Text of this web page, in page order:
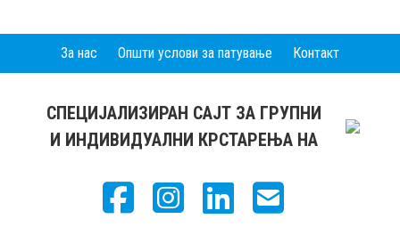
За нас Општи услови за патување Контакт
СПЕЦИЈАЛИЗИРАН САЈТ ЗА ГРУПНИ
И ИНДИВИДУАЛНИ КРСТАРЕЊА НА